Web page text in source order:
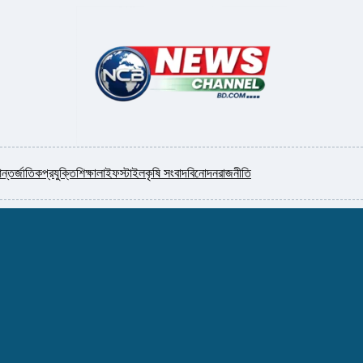
প্রযুক্তিশিক্ষালাইফস্টাইলকৃষি সংবাদবিনোদনরাজনীতি